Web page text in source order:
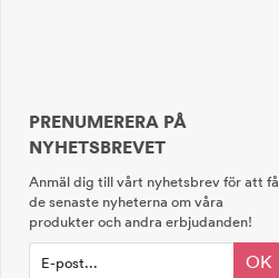
PRENUMERERA PÅ
NYHETSBREVET
Anmäl dig till vårt nyhetsbrev för att få
de senaste nyheterna om våra
produkter och andra erbjudanden!
OK